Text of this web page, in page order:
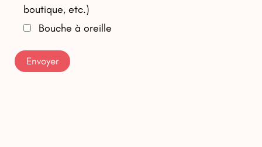
boutique, etc.)
Bouche à oreille